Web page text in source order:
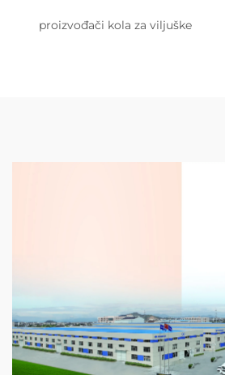
proizvođači kola za viljuške